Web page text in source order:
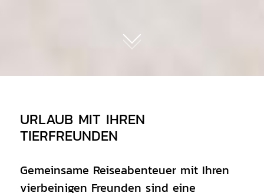
URLAUB MIT IHREN
TIERFREUNDEN
Gemeinsame Reiseabenteuer mit Ihren
vierbeinigen Freunden sind eine